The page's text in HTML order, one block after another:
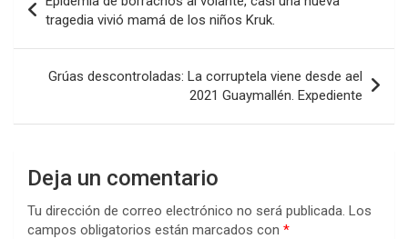
de
entradas
tragedia vivió mamá de los niños Kruk.
Grúas descontroladas: La corruptela viene desde ael
2021 Guaymallén. Expediente
Deja un comentario
Tu dirección de correo electrónico no será publicada. Los
campos obligatorios están marcados con *